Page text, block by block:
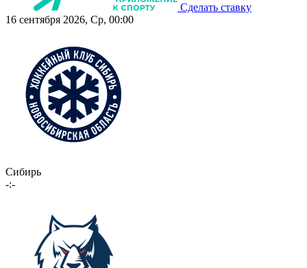
Сделать ставку
16 сентября 2026, Ср, 00:00
Сибирь
-:-